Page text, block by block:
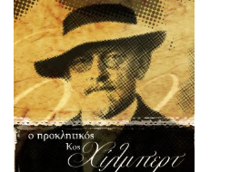
Προσθήκη
βιβλίου
στη λίστα
επιθυμιών